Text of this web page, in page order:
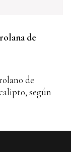
de
de
según